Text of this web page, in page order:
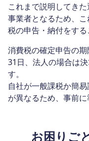
これまで説明してき
事業者となるため、
税の申告・納付をする
消費税の確定申告の
31日、法人の場合は
す。
自社が一般課税か簡
が異なるため、事前に
お困りご